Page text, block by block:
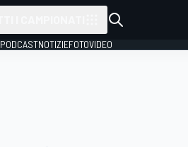
PODCASTNOTIZIEFOTOVIDEO